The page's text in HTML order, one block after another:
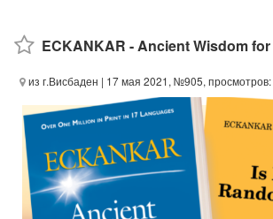
ECKANKAR - Ancient Wisdom
из г.Висбаден | 17 мая 2021, №905, просмотров: